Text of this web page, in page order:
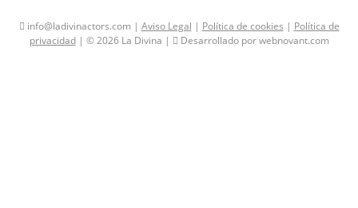
info@ladivinactors.com | Aviso Legal | Política de cookies | Política de
privacidad| © 2026 La Divina | Desarrollado por webnovant.com